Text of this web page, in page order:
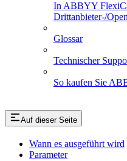
In ABBYY
Drittanbieter-/
Glossar
Technischer
So kaufen Sie
Auf dieser Seite
Wann es ausgeführt wird
Parameter